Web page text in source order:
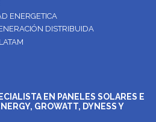
ENERGETICA
DISTRIBUIDA
EN PANELES SOLARES E
GROWATT, DYNESS Y